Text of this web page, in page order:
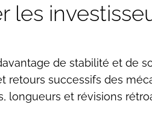
les
de stabilité et de
retours successifs des
longueurs et révisions